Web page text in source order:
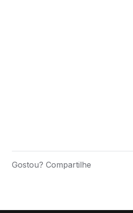
Gostou? Compartilhe